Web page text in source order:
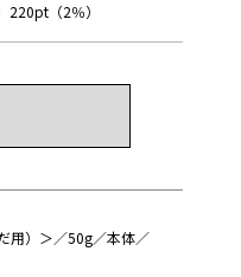
220pt（2％）
用）＞／50g／本体／